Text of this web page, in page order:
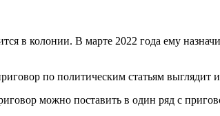
в колонии. В марте 2022 года ему
по политическим статьям выглядит
можно поставить в один ряд с